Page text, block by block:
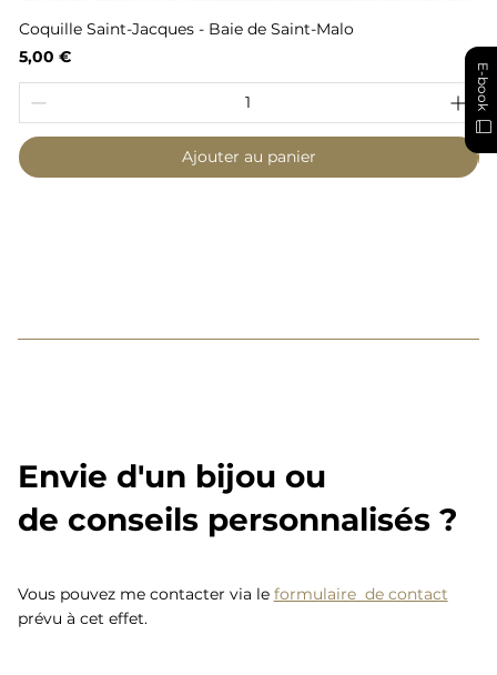
Coquille Saint-Jacques - Baie de Saint-Malo
Prix
5,00 €
Ajouter au panier
Envie d'un bijou ou
de conseils personnalisés ?
Vous pouvez me contacter via le formulaire de contact
prévu à cet effet.
E-book